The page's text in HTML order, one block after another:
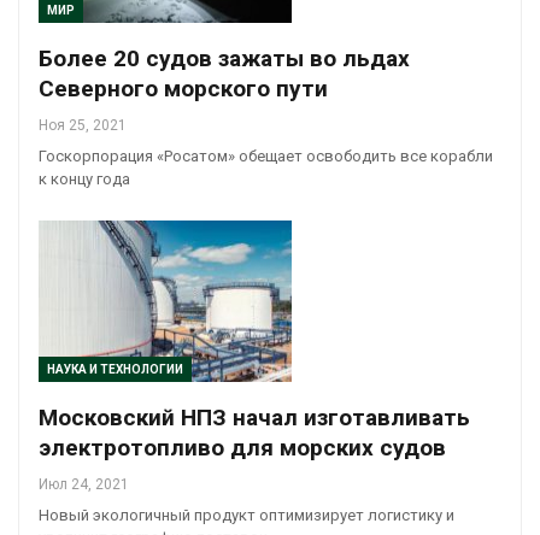
МИР
Более 20 судов зажаты во льдах
Северного морского пути
Ноя 25, 2021
Госкорпорация «Росатом» обещает освободить все корабли
к концу года
НАУКА И ТЕХНОЛОГИИ
Московский НПЗ начал изготавливать
электротопливо для морских судов
Июл 24, 2021
Новый экологичный продукт оптимизирует логистику и